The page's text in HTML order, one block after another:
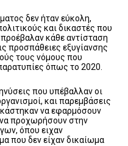
δεν ήταν εύκολη,
και δικαστές που
κάθε αντίσταση
προσπάθειες εξυγίανσης
τους νόμους που
όπως το 2020.
που υπέβαλλαν οι
και παρεμβάσεις
να εφαρμόσουν
προχωρήσουν στην
όπου ειχαν
που δεν είχαν δικαίωμα